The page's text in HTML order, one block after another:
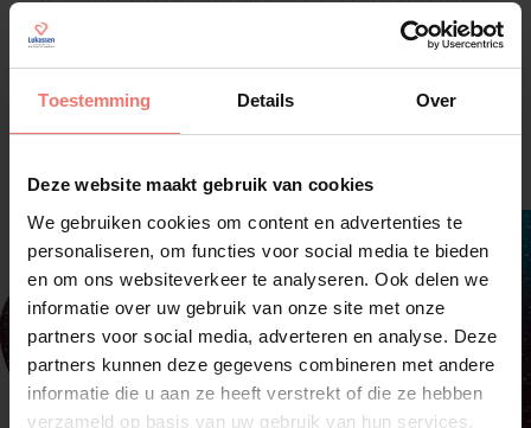
Toestemming Details Over
Deze website maakt gebruik van cookies
We gebruiken cookies om content en advertenties te
personaliseren, om functies voor social media te bieden
en om ons websiteverkeer te analyseren. Ook delen we
informatie over uw gebruik van onze site met onze
partners voor social media, adverteren en analyse. Deze
partners kunnen deze gegevens combineren met andere
informatie die u aan ze heeft verstrekt of die ze hebben
verzameld op basis van uw gebruik van hun services.
een complete line-up samen die als één geheel
werkt. Na onze brainstorm krijg je een creatief
voorstel dat past bij jouw wensen en
mogelijkheden.